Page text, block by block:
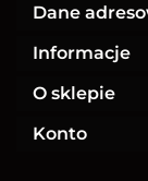
Dane
Informacje
O sklepie
Konto